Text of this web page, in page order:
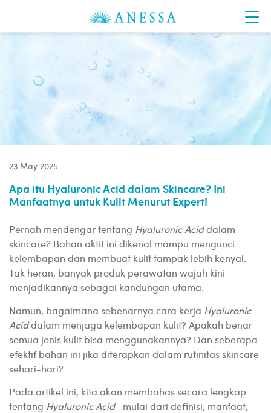
23 May 2025
Apa itu Hyaluronic Acid dalam Skincare? Ini
Manfaatnya untuk Kulit Menurut Expert!
Pernah mendengar tentang Hyaluronic Aciddalam
skincare? Bahan aktif ini dikenal mampu mengunci
kelembapan dan membuat kulit tampak lebih kenyal.
Tak heran, banyak produk perawatan wajah kini
menjadikannya sebagai kandungan utama.
Namun, bagaimana sebenarnya cara kerja Hyaluronic
Aciddalam menjaga kelembapan kulit? Apakah benar
semua jenis kulit bisa menggunakannya? Dan seberapa
efektif bahan ini jika diterapkan dalam rutinitas skincare
sehari-hari?
Pada artikel ini, kita akan membahas secara lengkap
tentang Hyaluronic Acid—mulai dari definisi, manfaat,